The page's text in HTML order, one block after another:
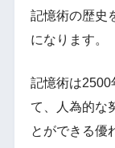
記憶術の歴史
になります。
記憶術は2500
て、人為的な
とができる優